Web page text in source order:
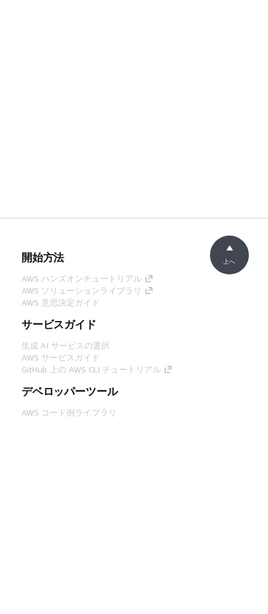
開始方法
AWS ハンズオンチュートリアル
AWS ソリューションライブラリ
AWS 意思決定ガイド
サービスガイド
生成 AI サービスの選択
AWS サービスガイド
GitHub 上の AWS CLI チュートリアル
デベロッパーツール
AWS コード例ライブラリ
上へ